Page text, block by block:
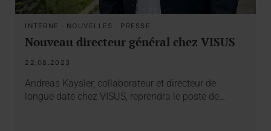
INTERNE · NOUVELLES · PRESSE
Nouveau directeur général chez VISUS
22.08.2023
Andreas Kaysler, collaborateur et directeur de
longue date chez VISUS, reprendra le poste de…